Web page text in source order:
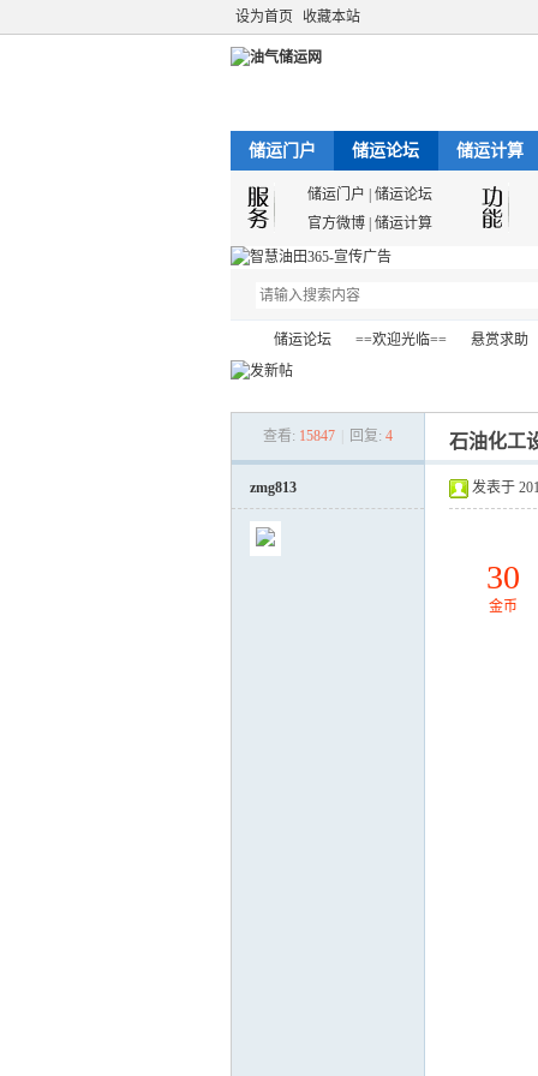
设为首页 收藏本站
储运门户 储运论坛 储运计算
储运门户
储运论坛
官方微博 储运计算
储运论坛
›
==欢迎光临==
›
悬赏求助
›
查看: 15847 回复: 4 石油化工
zmg813 发表于
30
金币